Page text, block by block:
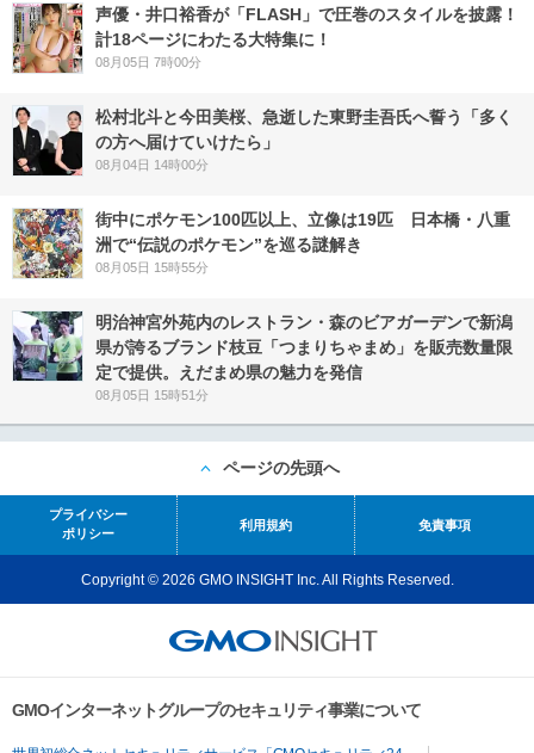
声優・井口裕香が「FLASH」で圧巻のスタイルを披露！
計18ページにわたる大特集に！
08月05日 7時00分
松村北斗と今田美桜、急逝した東野圭吾氏へ誓う「多く
の方へ届けていけたら」
08月04日 14時00分
街中にポケモン100匹以上、立像は19匹 日本橋・八重
洲で“伝説のポケモン”を巡る謎解き
08月05日 15時55分
明治神宮外苑内のレストラン・森のビアガーデンで新潟
県が誇るブランド枝豆「つまりちゃまめ」を販売数量限
定で提供。えだまめ県の魅力を発信
08月05日 15時51分
ページの先頭へ
プライバシー
ポリシー
利用規約 免責事項
Copyright © 2026 GMO INSIGHT Inc. All Rights Reserved.
GMOインターネットグループのセキュリティ事業について